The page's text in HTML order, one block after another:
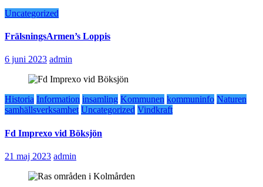
Uncategorized
FrälsningsArmen’s Loppis
6 juni 2023 admin
Historia Information insamling Kommunen kommuninfo Naturen
samhällsverksamhet Uncategorized Vindkraft
Fd Imprexo vid Böksjön
21 maj 2023 admin